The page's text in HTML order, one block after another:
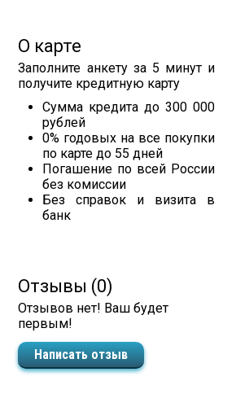
О карте
Заполните анкету за 5 минут и
получите кредитную карту
Сумма кредита до 300 000
рублей
0% годовых на все покупки
по карте до 55 дней
Погашение по всей России
без комиссии
Без справок и визита в
банк
Отзывы (0)
Отзывов нет! Ваш будет
первым!
Написать отзыв